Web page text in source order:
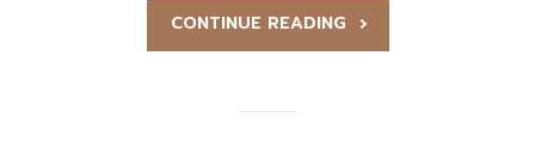
CONTINUE READING